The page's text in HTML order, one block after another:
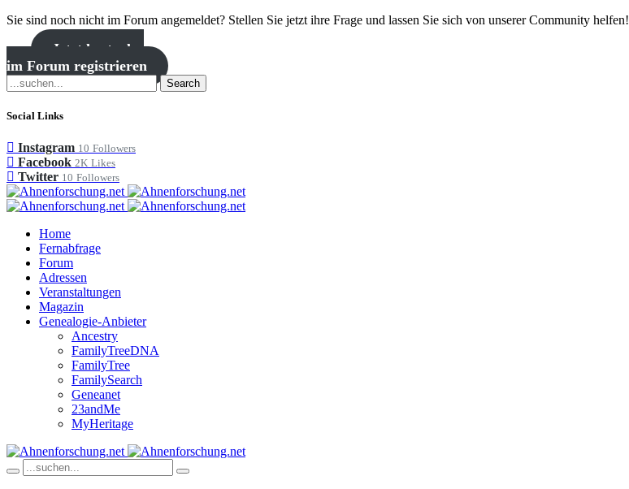
Sie sind noch nicht im Forum angemeldet? Stellen Sie jetzt ihre Frage und lassen Sie sich von unserer Community helfen!
Jetzt kostenlos
im Forum registrieren
Search
Social Links
Instagram 10 Followers
Facebook 2K Likes
Twitter 10 Followers
Home
Fernabfrage
Forum
Adressen
Veranstaltungen
Magazin
Genealogie-Anbieter
Ancestry
FamilyTreeDNA
FamilyTree
FamilySearch
Geneanet
23andMe
MyHeritage